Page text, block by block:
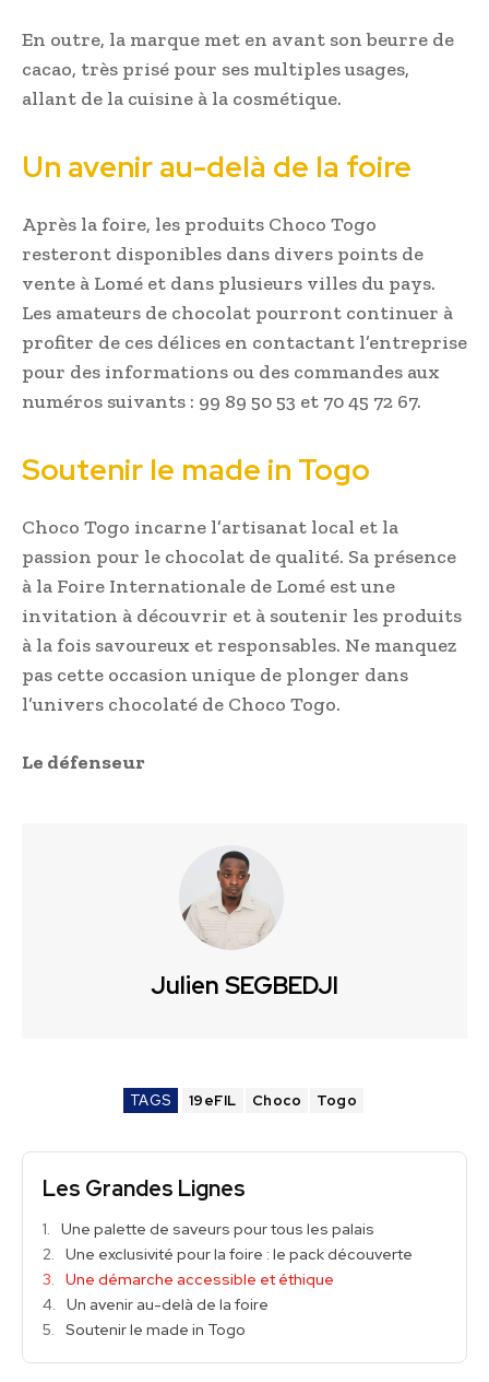
En outre, la marque met en avant son beurre de
cacao, très prisé pour ses multiples usages,
allant de la cuisine à la cosmétique.
Un avenir au-delà de la foire
Après la foire, les produits Choco Togo
resteront disponibles dans divers points de
vente à Lomé et dans plusieurs villes du pays.
Les amateurs de chocolat pourront continuer à
profiter de ces délices en contactant l’entreprise
pour des informations ou des commandes aux
numéros suivants : 99 89 50 53 et 70 45 72 67.
Soutenir le made in Togo
Choco Togo incarne l’artisanat local et la
passion pour le chocolat de qualité. Sa présence
à la Foire Internationale de Lomé est une
invitation à découvrir et à soutenir les produits
à la fois savoureux et responsables. Ne manquez
pas cette occasion unique de plonger dans
l’univers chocolaté de Choco Togo.
Le défenseur
Julien SEGBEDJI
TAGS 19eFIL Choco Togo
Les Grandes Lignes
Une palette de saveurs pour tous les palais
Une exclusivité pour la foire : le pack découverte
Une démarche accessible et éthique
Un avenir au-delà de la foire
Soutenir le made in Togo